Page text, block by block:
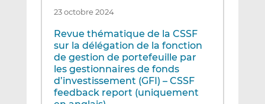
23 octobre 2024
Revue thématique de la CSSF
sur la délégation de la fonction
de gestion de portefeuille par
les gestionnaires de fonds
d’investissement (GFI) – CSSF
feedback report (uniquement